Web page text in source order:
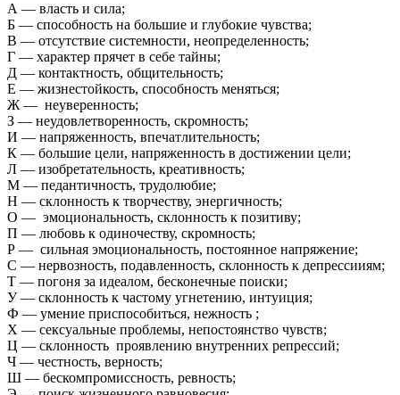
А — власть и сила;
Б — способность на большие и глубокие чувства;
В — отсутствие системности, неопределенность;
Г — характер прячет в себе тайны;
Д — контактность, общительность;
Е — жизнестойкость, способность меняться;
Ж — неуверенность;
З — неудовлетворенность, скромность;
И — напряженность, впечатлительность;
К — большие цели, напряженность в достижении цели;
Л — изобретательность, креативность;
М — педантичность, трудолюбие;
Н — склонность к творчеству, энергичность;
О — эмоциональность, склонность к позитиву;
П — любовь к одиночеству, скромность;
Р — сильная эмоциональность, постоянное напряжение;
С — нервозность, подавленность, склонность к депрессииям;
Т — погоня за идеалом, бесконечные поиски;
У — склонность к частому угнетению, интуиция;
Ф — умение приспособиться, нежность ;
Х — сексуальные проблемы, непостоянство чувств;
Ц — склонность проявлению внутренних репрессий;
Ч — честность, верность;
Ш — бескомпромиссность, ревность;